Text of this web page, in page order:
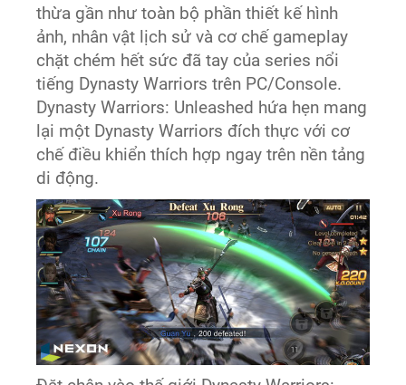
thừa gần như toàn bộ phần thiết kế hình
ảnh, nhân vật lịch sử và cơ chế gameplay
chặt chém hết sức đã tay của series nổi
tiếng Dynasty Warriors trên PC/Console.
Dynasty Warriors: Unleashed hứa hẹn mang
lại một Dynasty Warriors đích thực với cơ
chế điều khiển thích hợp ngay trên nền tảng
di động.